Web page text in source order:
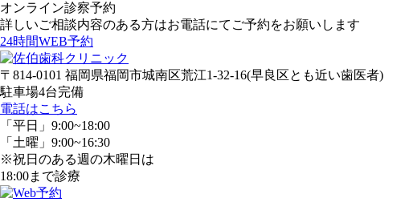
オンライン診察予約
詳しいご相談内容のある方はお電話にてご予約をお願いします
24時間WEB予約
〒814-0101 福岡県福岡市城南区荒江1-32-16(早良区とも近い歯医者)
駐車場4台完備
電話はこちら
「平日」9:00~18:00
「土曜」9:00~16:30
※祝日のある週の木曜日は
18:00まで診療